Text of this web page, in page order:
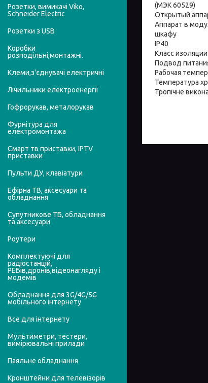
(МЭК 60529)
Открытый
Аппарат в
шкафу
IP40
Класс изоляции
Подвод
Рабочая
Температура
Тропічне
Розетки, вимикачі Viko,
Schneider Electric
Розетки з USB
Коробки
розподільні,монтажні.
Клеми,з'єднувачі електричні
Лічильники електроенергії
Гофрорукав, металорукав
Фурнітура для
електромонтажа
Смарт тв приставки, IPTV
приставки
Пульти ДУ, клавіатури
Ефірна ТВ, аксесуари та
обладнання
Супутникове ТБ, обладнання
та аксесуари
Роутери
Комплектуючі для
радіостанцій,
РЕБів,дронів,відеонагляду і
модемів
Обладнання для 3G/4G/5G
мобільного інтернету
Все для інтернету
Мультиметри, тестери,
вимірювальні прилади
Паяльне обладнання
Кронштейни для телевізорів